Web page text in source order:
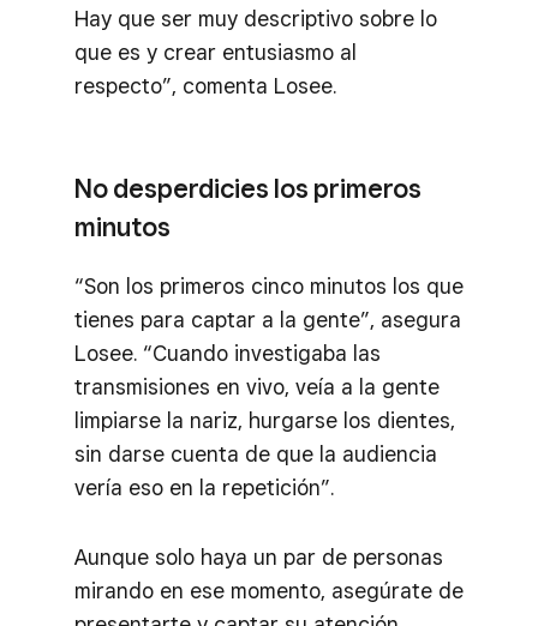
Hay que ser muy descriptivo sobre lo
que es y crear entusiasmo al
respecto”, comenta Losee.
No desperdicies los primeros
minutos
“Son los primeros cinco minutos los que
tienes para captar a la gente”, asegura
Losee. “Cuando investigaba las
transmisiones en vivo, veía a la gente
limpiarse la nariz, hurgarse los dientes,
sin darse cuenta de que la audiencia
vería eso en la repetición”.
Aunque solo haya un par de personas
mirando en ese momento, asegúrate de